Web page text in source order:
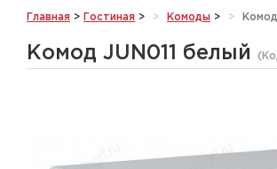
Главная > Гостиная > Комоды >
Комод JUN011 белый